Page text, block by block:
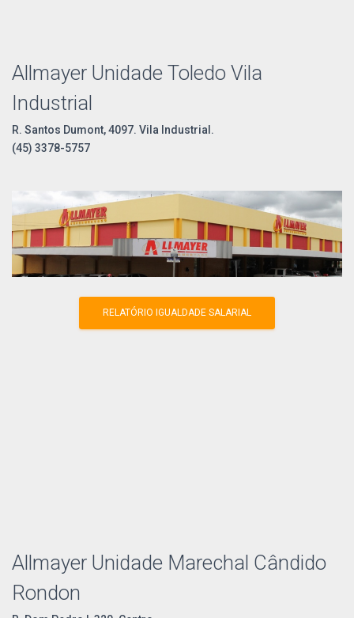
Allmayer Unidade Toledo Vila
Industrial
R. Santos Dumont, 4097. Vila Industrial.
(45) 3378-5757
RELATÓRIO IGUALDADE SALARIAL
Allmayer Unidade Marechal Cândido
Rondon